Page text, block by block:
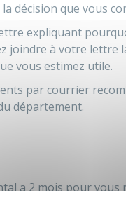
la décision que vous
expliquant
joindre à votre lettre
vous estimez utile.
par courrier
département.
a 2 mois pour